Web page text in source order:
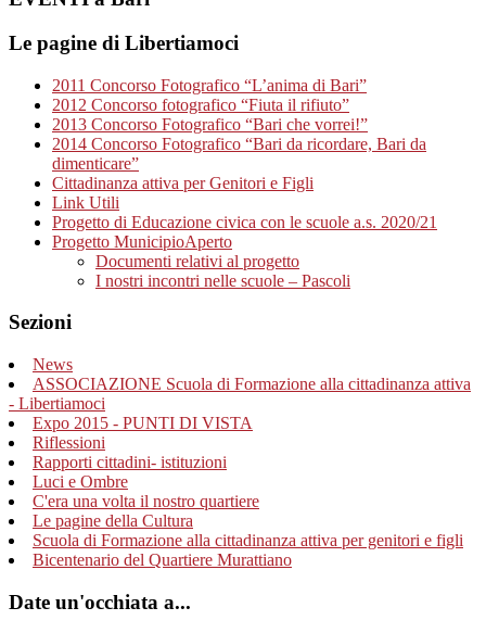
Le pagine di Libertiamoci
2011 Concorso Fotografico “L’anima di Bari”
2012 Concorso fotografico “Fiuta il rifiuto”
2013 Concorso Fotografico “Bari che vorrei!”
2014 Concorso Fotografico “Bari da ricordare, Bari da
dimenticare”
Cittadinanza attiva per Genitori e Figli
Link Utili
Progetto di Educazione civica con le scuole a.s. 2020/21
Progetto MunicipioAperto
Documenti relativi al progetto
I nostri incontri nelle scuole – Pascoli
Sezioni
News
ASSOCIAZIONE Scuola di Formazione alla cittadinanza attiva
- Libertiamoci
Expo 2015 - PUNTI DI VISTA
Riflessioni
Rapporti cittadini- istituzioni
Luci e Ombre
C'era una volta il nostro quartiere
Le pagine della Cultura
Scuola di Formazione alla cittadinanza attiva per genitori e figli
Bicentenario del Quartiere Murattiano
Date un'occhiata a...